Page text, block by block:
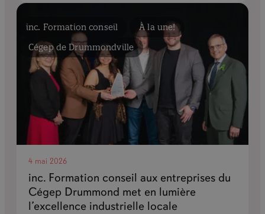
inc. Formation conseil
À la une!
Cégep de Drummondville
4 mai 2026
inc. Formation conseil aux entreprises du
Cégep Drummond met en lumière
l’excellence industrielle locale